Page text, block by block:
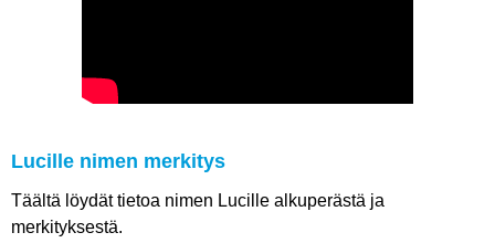
Lucille nimen merkitys
Täältä löydät tietoa nimen Lucille alkuperästä ja
merkityksestä.